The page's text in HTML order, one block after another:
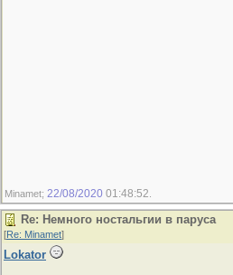
Minamet; 22/08/2020 01:48:52
Re: Немного ностальгии в паруса
[Re: Minamet]
Lokator